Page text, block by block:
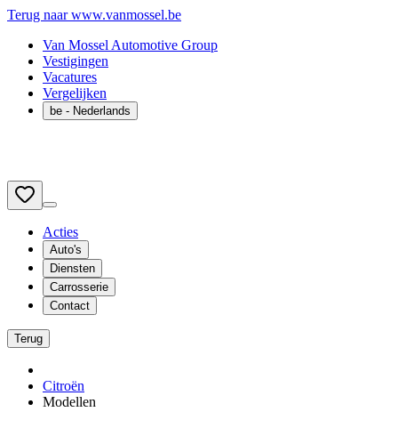
Terug naar www.vanmossel.be
Van Mossel Automotive Group
Vestigingen
Vacatures
Vergelijken
be - Nederlands
Acties
Auto's
Diensten
Carrosserie
Contact
Terug
Citroën
Modellen